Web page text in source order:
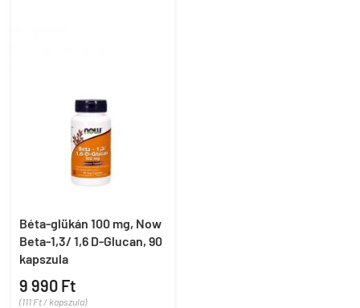
Béta-glükán 100 mg, Now
Beta-1,3/ 1,6 D-Glucan, 90
kapszula
9 990 Ft
(111 Ft / kapszula)